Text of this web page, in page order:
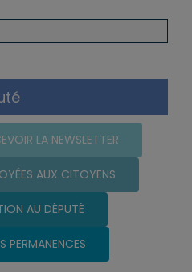
AUX CITOYENS
PERMANENCES